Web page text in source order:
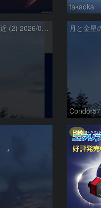
takaoka
月と金星の接近 (2) 2026/07/17
Condor57
PR